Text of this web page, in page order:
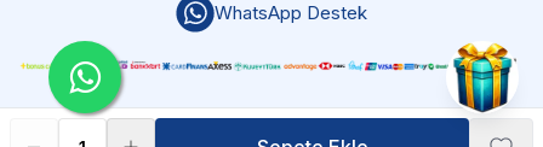
WhatsApp Destek